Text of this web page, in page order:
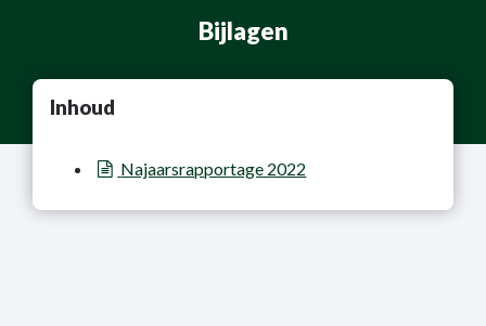
Bijlagen
Inhoud
Najaarsrapportage 2022